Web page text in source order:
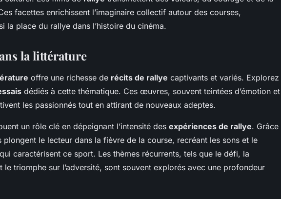
facettes enrichissent l’imaginaire collectif autour des courses,
la place du rallye dans l’histoire du cinéma.
la littérature
offre une richesse de récits de rallye captivants et variés. Explorez
dédiés à cette thématique. Ces œuvres, souvent teintées d’émotion et
les passionnés tout en attirant de nouveaux adeptes.
un rôle clé en dépeignant l’intensité des expériences de rallye. Grâce
plongent le lecteur dans la fièvre de la course, recréant les sons et le
caractérisent ce sport. Les thèmes récurrents, tels que le défi, la
le triomphe sur l’adversité, sont souvent explorés avec une profondeur